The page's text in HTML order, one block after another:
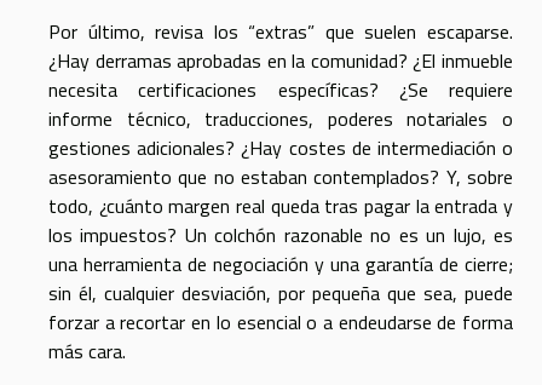
Por último, revisa los “extras” que suelen escaparse.
¿Hay derramas aprobadas en la comunidad? ¿El inmueble
necesita certificaciones específicas? ¿Se requiere
informe técnico, traducciones, poderes notariales o
gestiones adicionales? ¿Hay costes de intermediación o
asesoramiento que no estaban contemplados? Y, sobre
todo, ¿cuánto margen real queda tras pagar la entrada y
los impuestos? Un colchón razonable no es un lujo, es
una herramienta de negociación y una garantía de cierre;
sin él, cualquier desviación, por pequeña que sea, puede
forzar a recortar en lo esencial o a endeudarse de forma
más cara.